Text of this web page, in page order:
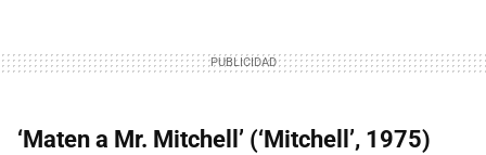
‘Maten a Mr. Mitchell’ (‘Mitchell’, 1975)